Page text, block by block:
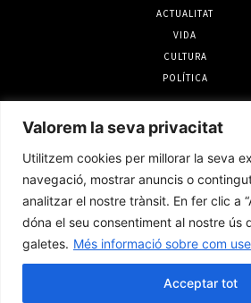
Valorem la seva privacitat
Utilitzem cookies per millorar la seva
navegació, mostrar anuncis o
analitzar el nostre trànsit. En fer clic a
dóna el seu consentiment al nostre ús
galetes. Més informació sobre com
Acceptar tot
ACTUALITAT
VIDA
CULTURA
POLÍTICA
Rasquera dona el tret de sortida a la
Major de l’1 al 5 d’agost
31 juliol 2026
L’Observatori de l’Ebre lidera de nou
recerca sobre l’astre rei en el segon
solar total de la seva història
5 agost 2026